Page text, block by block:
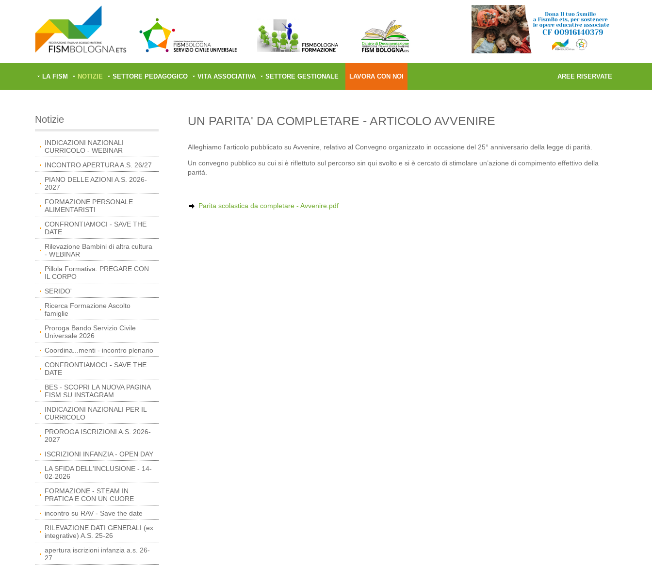
LA FISM NOTIZIE SETTORE PEDAGOGICO VITA ASSOCIATIVA SETTORE GESTIONALE LAVORA CON NOI AREE RISERVATE
Notizie
INDICAZIONI NAZIONALI
CURRICOLO - WEBINAR
INCONTRO APERTURA A.S. 26/27
PIANO DELLE AZIONI A.S. 2026-
2027
FORMAZIONE PERSONALE
ALIMENTARISTI
CONFRONTIAMOCI - SAVE THE
DATE
Rilevazione Bambini di altra cultura
- WEBINAR
Pillola Formativa: PREGARE CON
IL CORPO
SERIDO'
Ricerca Formazione Ascolto
famiglie
Proroga Bando Servizio Civile
Universale 2026
Coordina...menti - incontro plenario
CONFRONTIAMOCI - SAVE THE
DATE
BES - SCOPRI LA NUOVA PAGINA
FISM SU INSTAGRAM
INDICAZIONI NAZIONALI PER IL
CURRICOLO
PROROGA ISCRIZIONI A.S. 2026-
2027
ISCRIZIONI INFANZIA - OPEN DAY
LA SFIDA DELL'INCLUSIONE - 14-
02-2026
FORMAZIONE - STEAM IN
PRATICA E CON UN CUORE
incontro su RAV - Save the date
RILEVAZIONE DATI GENERALI (ex
integrative) A.S. 25-26
apertura iscrizioni infanzia a.s. 26-
27
UN PARITA' DA COMPLETARE - ARTICOLO AVVENIRE
Alleghiamo l'articolo pubblicato su Avvenire, relativo al Convegno organizzato in occasione del 25° anniversario della legge di parità.
Un convegno pubblico su cui si è riflettuto sul percorso sin qui svolto e si è cercato di stimolare un’azione di compimento effettivo della
parità.
Parita scolastica da completare - Avvenire.pdf